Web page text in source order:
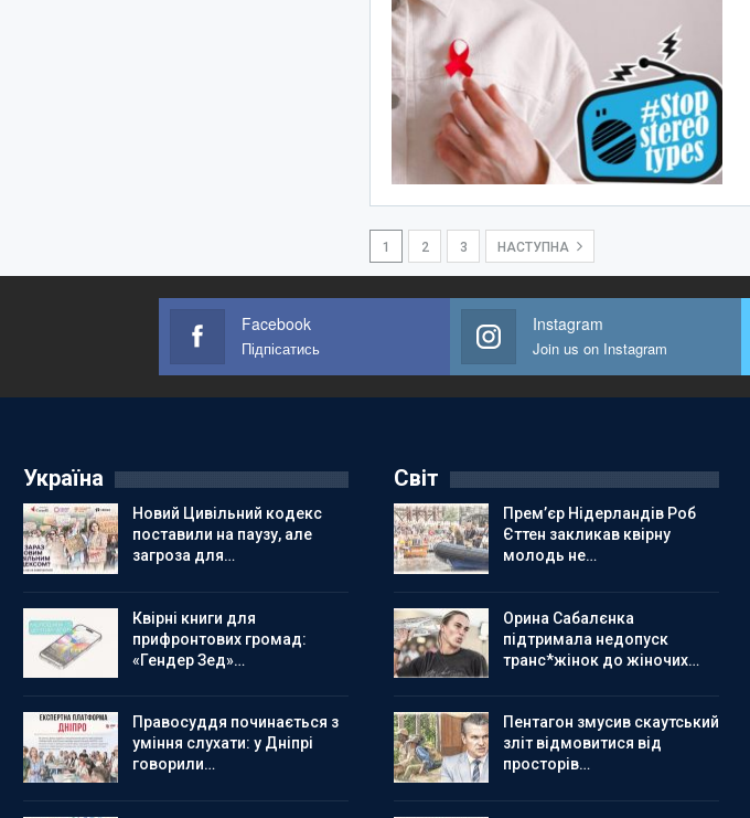
1 2 3 НАСТУПНА
Facebook
Підпісатись
Instagram
Join us on Instagram
Україна
Новий Цивільний кодекс
поставили на паузу, але
загроза для…
Квірні книги для
прифронтових громад:
«Гендер Зед»…
Правосуддя починається з
уміння слухати: у Дніпрі
говорили…
Світ
Прем’єр Нідерландів Роб
Єттен закликав квірну
молодь не…
Орина Сабалєнка
підтримала недопуск
транс*жінок до жіночих…
Пентагон змусив скаутський
зліт відмовитися від
просторів…